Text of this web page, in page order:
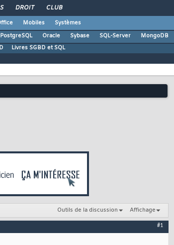
DROIT CLUB
Mobiles
Systèmes
PostgreSQL Oracle Sybase SQL-Server
MongoDB
Livres SGBD et SQL
Outils de la discussion Affichage
#1